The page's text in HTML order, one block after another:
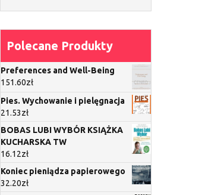
Polecane Produkty
Preferences and Well-Being
151.60zł
Pies. Wychowanie i pielęgnacja
21.53zł
BOBAS LUBI WYBÓR KSIĄŻKA
KUCHARSKA TW
16.12zł
Koniec pieniądza papierowego
32.20zł